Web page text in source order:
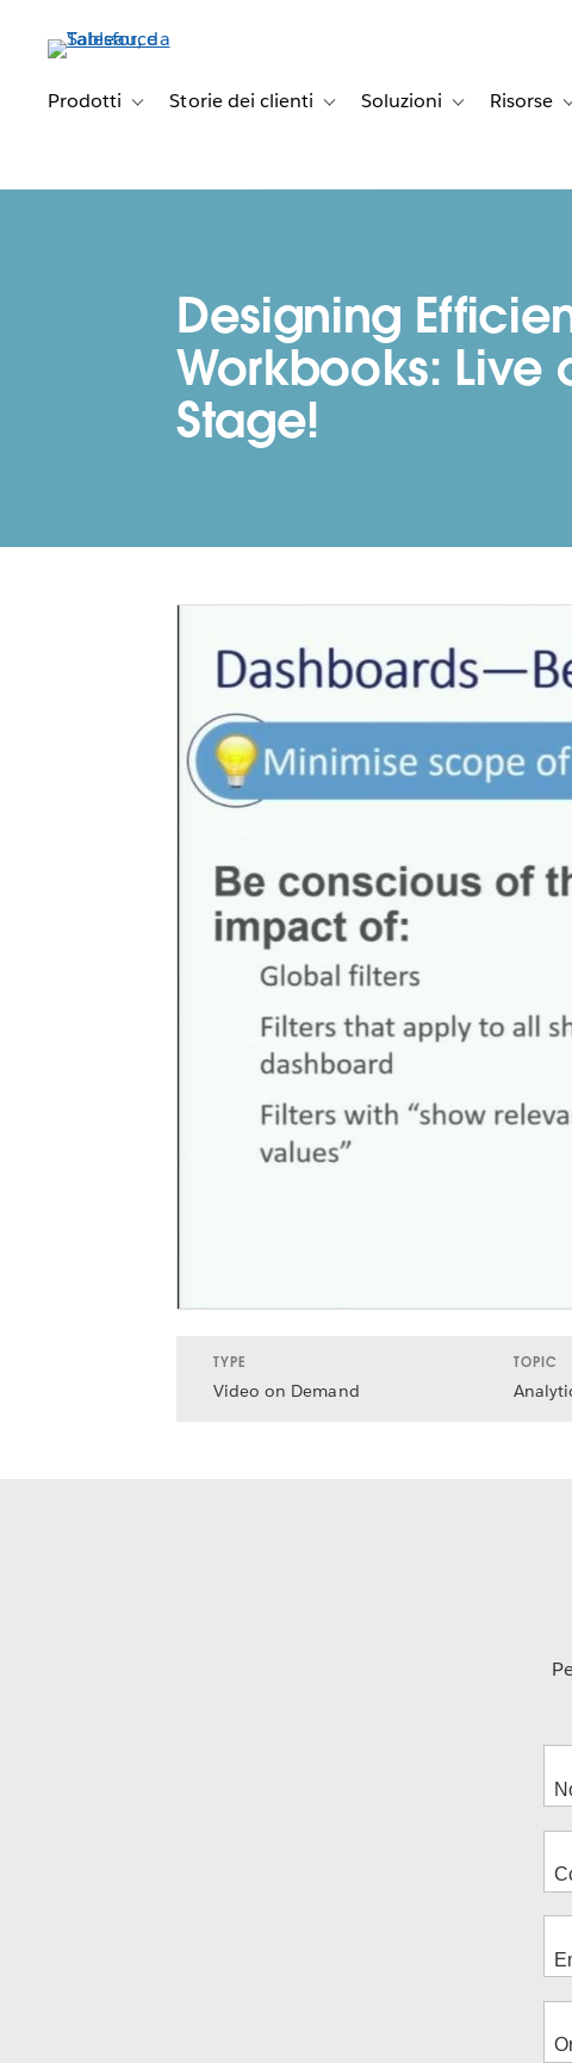
principale
Prodotti Toggle sub-navigation for Prodotti
Storie dei clienti Toggle sub-navigation for Storie
Soluzioni Toggle sub-
Risorse
Designing
Workbooks: Live
Stage!
TYPE
Video on Demand
TOPIC